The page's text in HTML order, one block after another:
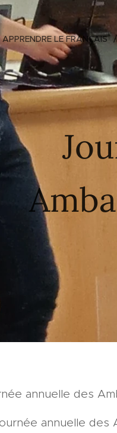
APPRENDRE LE FRANÇAIS
annuelle des
annuelle des